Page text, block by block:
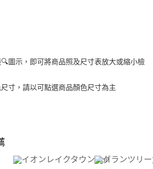
圖示，即可將商品照及尺寸表放大或縮小檢
寸，請以可點選商品顏色尺寸為主